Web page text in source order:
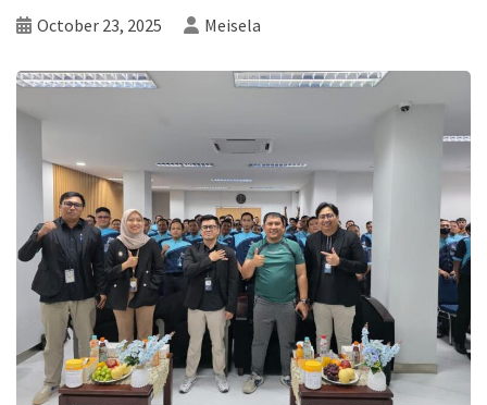
October 23, 2025 Meisela